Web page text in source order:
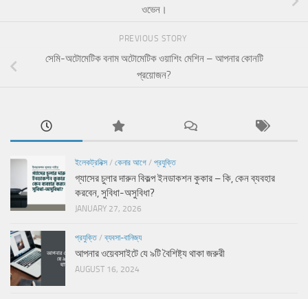
ওভেন।
PREVIOUS STORY
সেমি-অটোমেটিক বনাম অটোমেটিক ওয়াশিং মেশিন – আপনার কোনটি
প্রয়োজন?
ইলেকট্রনিক্স / কেনার আগে / প্রযুক্তি
গ্যাসের চুলার দারুন বিকল্প ইনডাকশন কুকার – কি, কেন ব্যবহার
করবেন, সুবিধা-অসুবিধা?
JANUARY 27, 2026
প্রযুক্তি /ব্যবসা-বানিজ্য
আপনার ওয়েবসাইটে যে ৯টি বৈশিষ্ট্য থাকা জরুরী
AUGUST 16, 2024